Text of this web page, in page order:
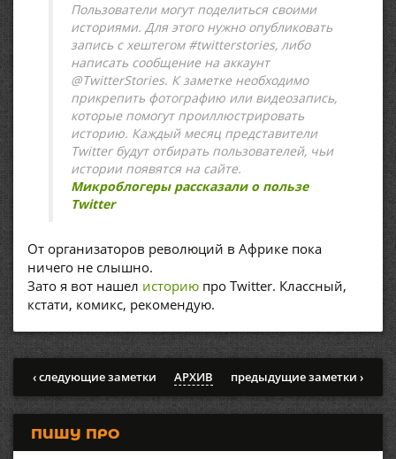
Пользователи могут поделиться своими
историями. Для этого нужно опубликовать
запись с хештегом #twitterstories, либо
написать сообщение на аккаунт
@TwitterStories. К заметке необходимо
прикрепить фотографию или видеозапись,
которые помогут проиллюстрировать
историю. Каждый месяц представители
Twitter будут отбирать пользователей, чьи
истории появятся на сайте.
Микроблогеры рассказали о пользе
Twitter
От организаторов революций в Африке пока
ничего не слышно.
Зато я вот нашел историю про Twitter. Классный,
кстати, комикс, рекомендую.
‹ следующие заметки АРХИВ предыдущие заметки ›
ПИШУ ПРО